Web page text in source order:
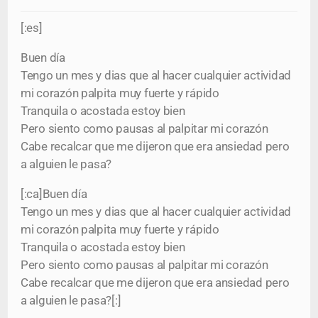
[:es]
Buen día
Tengo un mes y dias que al hacer cualquier actividad
mi corazón palpita muy fuerte y rápido
Tranquila o acostada estoy bien
Pero siento como pausas al palpitar mi corazón
Cabe recalcar que me dijeron que era ansiedad pero
a alguien le pasa?
[:ca]Buen día
Tengo un mes y dias que al hacer cualquier actividad
mi corazón palpita muy fuerte y rápido
Tranquila o acostada estoy bien
Pero siento como pausas al palpitar mi corazón
Cabe recalcar que me dijeron que era ansiedad pero
a alguien le pasa?[:]